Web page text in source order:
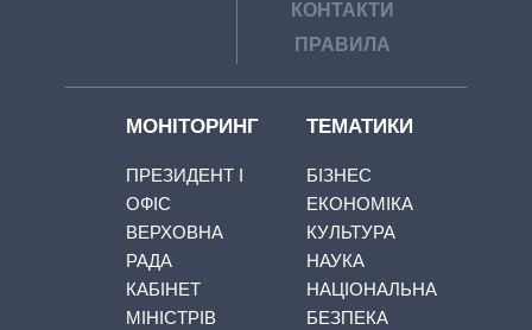
КОНТАКТИ
ПРАВИЛА
МОНІТОРИНГ
ПРЕЗИДЕНТ І
ОФІС
ВЕРХОВНА
РАДА
КАБІНЕТ
МІНІСТРІВ
ТЕМАТИКИ
БІЗНЕС
ЕКОНОМІКА
КУЛЬТУРА
НАУКА
НАЦІОНАЛЬНА
БЕЗПЕКА